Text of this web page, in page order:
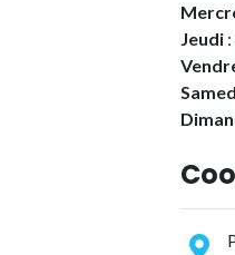
Jeudi